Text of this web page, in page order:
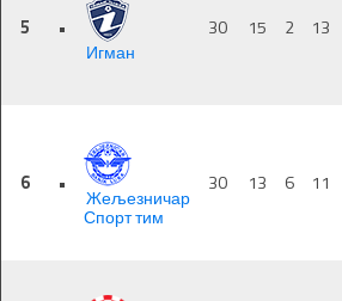
5
•
Игман
30 15 2 13
6 •
Жељезничар
Спорт тим
30 13 6 11